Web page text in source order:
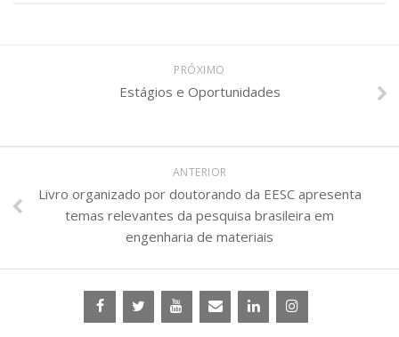
PRÓXIMO
Estágios e Oportunidades
ANTERIOR
Livro organizado por doutorando da EESC apresenta
temas relevantes da pesquisa brasileira em
engenharia de materiais